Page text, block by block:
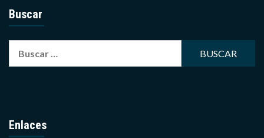
Buscar
Enlaces